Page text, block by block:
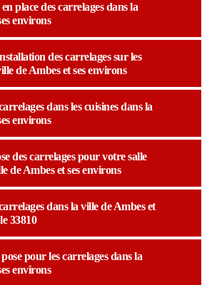
place des carrelages dans la
environs
des carrelages sur les
de Ambes et ses environs
dans les cuisines dans la
environs
des carrelages pour votre salle
de Ambes et ses environs
dans la ville de Ambes et
33810
pour les carrelages dans la
environs